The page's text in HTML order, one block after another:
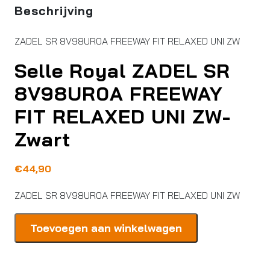
Beschrijving
ZADEL SR 8V98UR0A FREEWAY FIT RELAXED UNI ZW
Selle Royal ZADEL SR
8V98UR0A FREEWAY
FIT RELAXED UNI ZW-
Zwart
€44,90
ZADEL SR 8V98UR0A FREEWAY FIT RELAXED UNI ZW
RoyalToevoegen aan winkelwagen